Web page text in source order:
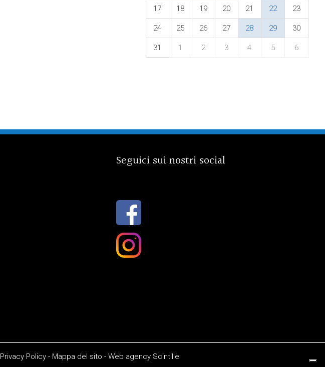
17 18 19 20 21 22 23
24 25 26 27 28 29 30
31 1 2 3 4 5 6
Seguici sui nostri social
Privacy Policy- Mappa del sito - Web agency Scintille